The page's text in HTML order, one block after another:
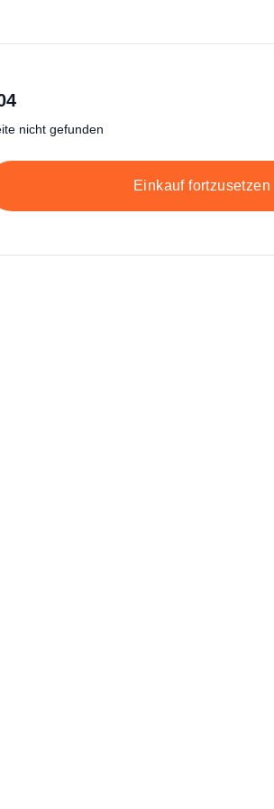
nicht gefunden
Einkauf fortzusetzen